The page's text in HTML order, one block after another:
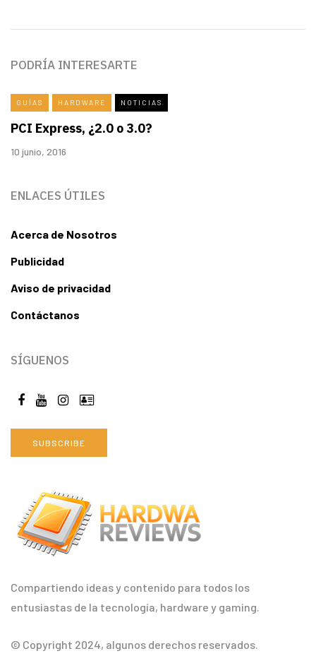
Compartiendo ideas y contenido para todos los
entusiastas de la tecnología, hardware y gaming.
© Copyright 2024, algunos derechos reservados.
PODRÍA INTERESARTE
GUÍAS HARDWARE NOTICIAS
PCI Express, ¿2.0 o 3.0?
10 junio, 2016
ENLACES ÚTILES
Acerca de Nosotros
Publicidad
Aviso de privacidad
Contáctanos
SÍGUENOS
SUBSCRIBE